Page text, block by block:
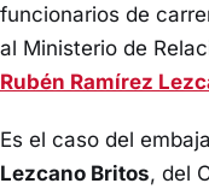
funcionarios de
al Ministerio de
Rubén Ramírez
Es el caso del
Lezcano Britos, del